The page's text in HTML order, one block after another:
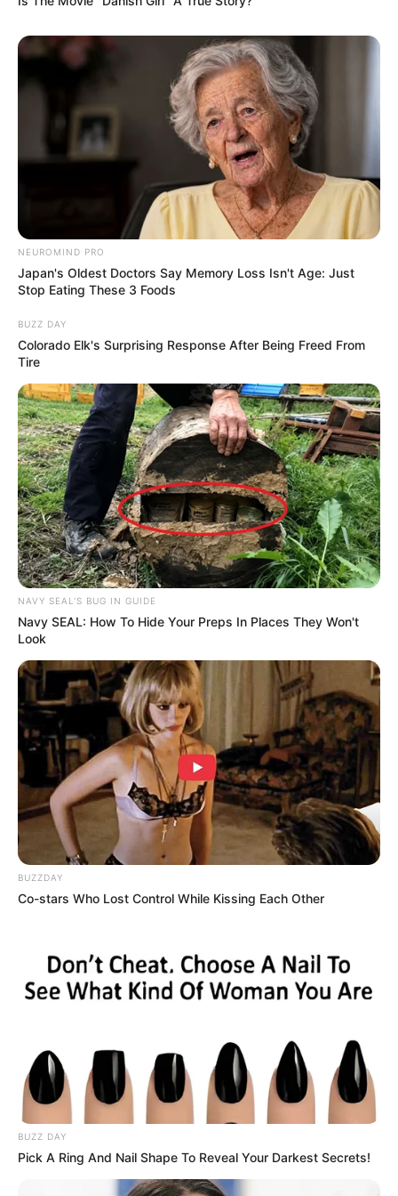
Kriesha Chu merupakan warga negara Filipina dan Amerika
Serikat karena orang tuanya adalah orang Filipina dan dia
dibesarkan di AS.
5. Amber ( f(x) )
(foto; soompi)
Amber memiliki kewarganegaraan Amerika Serikat dan Taiwan
karena orang tuanya merupakan orang Taiwan dan dia dibesarkan
di Amerika Serikat.
6. Ailee
(foto; profilbos)
Dilahirkan di Amerika Serikat tetapi ia juga menjadi warga Korea
Selatan. Kok bisa? Ini karena ayahnya berkewarganegaraan Korea
idola kamu?
TAGS IDOL KEWARGANEGARAAN
NEUROMIND PRO
Japan's Oldest Doctors Say Memory Loss Isn't Age: Just
Stop Eating These 3 Foods
BUZZ DAY
Colorado Elk's Surprising Response After Being Freed From
Tire
NAVY SEAL'S BUG IN GUIDE
Navy SEAL: How To Hide Your Preps In Places They Won't
Look
BUZZDAY
Co-stars Who Lost Control While Kissing Each Other
BUZZ DAY
Pick A Ring And Nail Shape To Reveal Your Darkest Secrets!